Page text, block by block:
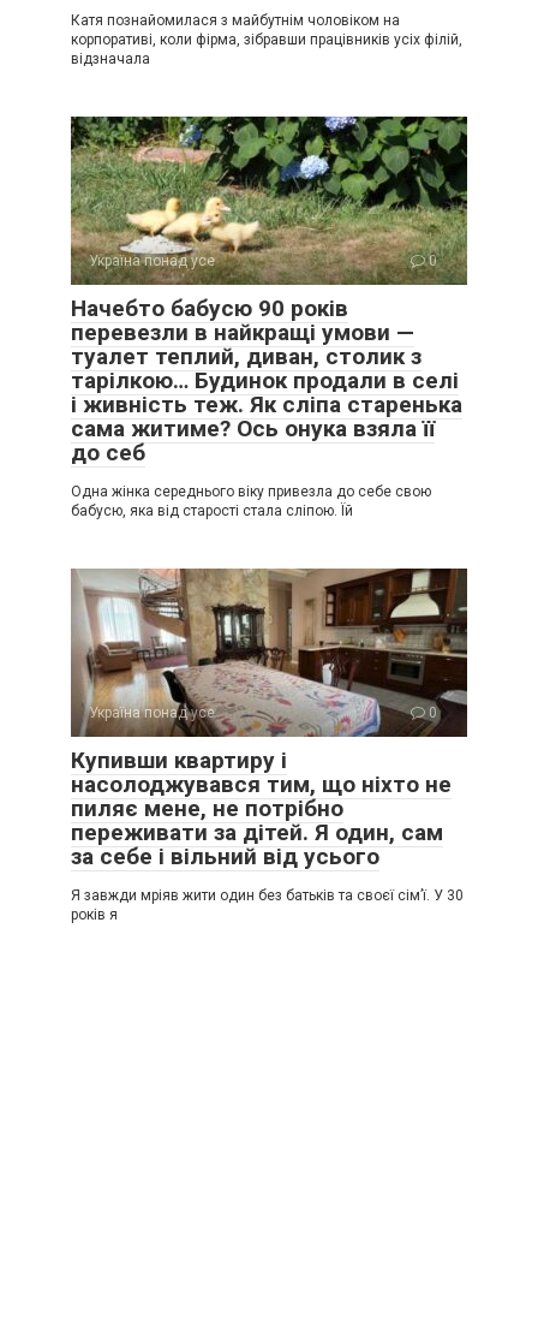
Катя познайомилася з майбутнім чоловіком на
корпоративі, коли фірма, зібравши працівників усіх філій,
відзначала
Україна понад усе 0
Начебто бабусю 90 років
перевезли в найкращі умови —
туалет теплий, диван, столик з
тарілкою… Будинок продали в селі
і живність теж. Як сліпа старенька
сама житиме? Ось онука взяла її
до себ
Одна жінка середнього віку привезла до себе свою
бабусю, яка від старості стала сліпою. Їй
Україна понад усе 0
Купивши квартиру і
насолоджувався тим, що ніхто не
пиляє мене, не потрібно
переживати за дітей. Я один, сам
за себе і вільний від усього
Я завжди мріяв жити один без батьків та своєї сім’ї. У 30
років я